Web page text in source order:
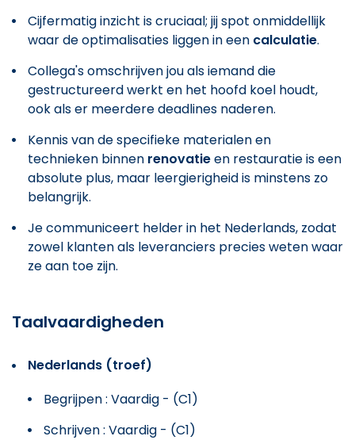
Cijfermatig inzicht is cruciaal; jij spot onmiddellijk
waar de optimalisaties liggen in een calculatie.
Collega's omschrijven jou als iemand die
gestructureerd werkt en het hoofd koel houdt,
ook als er meerdere deadlines naderen.
Kennis van de specifieke materialen en
technieken binnen renovatieen restauratie is een
absolute plus, maar leergierigheid is minstens zo
belangrijk.
Je communiceert helder in het Nederlands, zodat
zowel klanten als leveranciers precies weten waar
ze aan toe zijn.
Taalvaardigheden
Nederlands (troef)
Begrijpen : Vaardig - (C1)
Schrijven : Vaardig - (C1)